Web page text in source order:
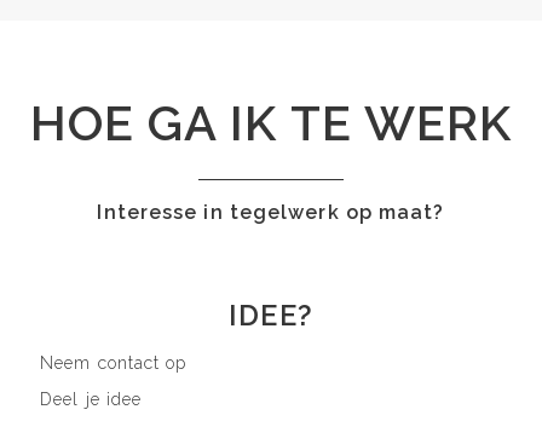
HOE GA IK TE WERK
Interesse in tegelwerk op maat?
IDEE?
Neem contact op
Deel je idee